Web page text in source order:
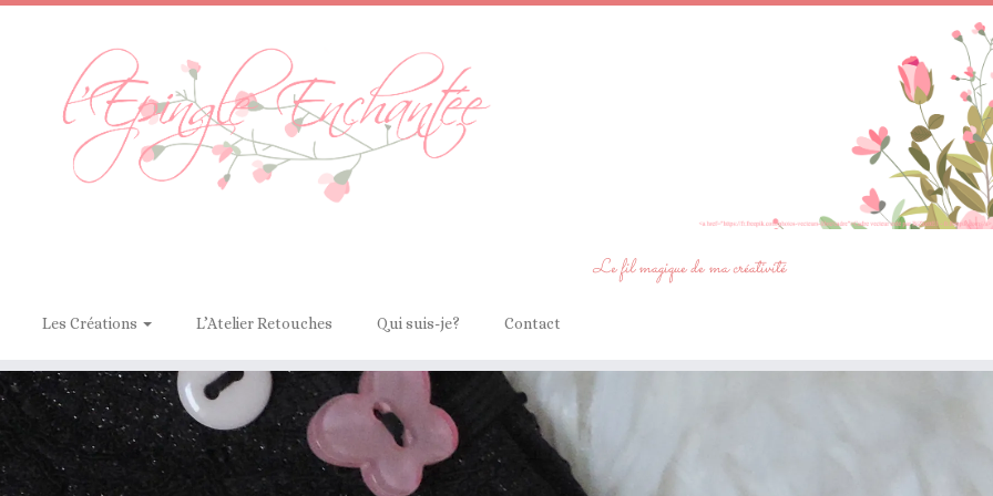
Le fil magique de ma créativité
Les Créations L’Atelier Retouches Qui suis-je? Contact